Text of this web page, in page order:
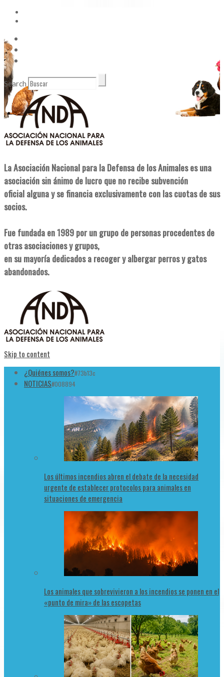
Search
La Asociación Nacional para la Defensa de los Animales es una
asociación sin ánimo de lucro que no recibe subvención
oficial alguna y se financia exclusivamente con las cuotas de sus
socios.
Fue fundada en 1989 por un grupo de personas procedentes de
otras asociaciones y grupos,
en su mayoría dedicados a recoger y albergar perros y gatos
abandonados.
Skip to content
¿Quiénes somos?#73b13c
NOTICIAS#008894
Los últimos incendios abren el debate de la necesidad
urgente de establecer protocolos para animales en
situaciones de emergencia
Los animales que sobrevivieron a los incendios se ponen en el
«punto de mira» de las escopetas